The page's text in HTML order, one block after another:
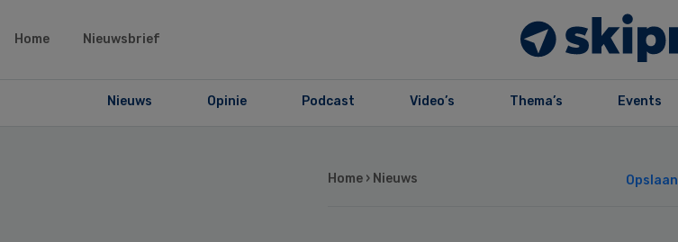
Home Nieuwsbrief
Nieuws Opinie Podcast Video’s Thema’s Events
Home › Nieuws Opslaan